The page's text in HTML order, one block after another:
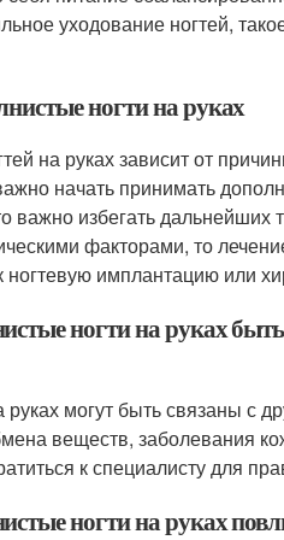
уходование ногтей,
ногти на руках
на руках зависит от
начать принимать
важно избегать
факторами, то
имплантацию или
ногти на руках
могут быть связаны с
веществ, заболевания
к специалисту для
ногти на руках